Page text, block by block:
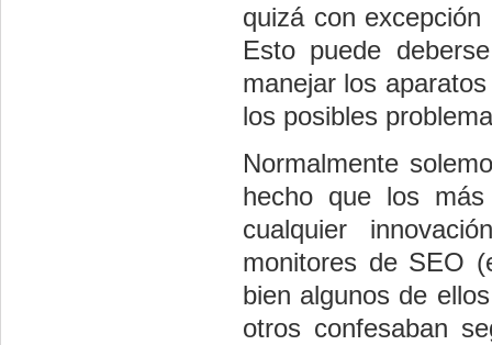
quizá con
Esto puede
manejar los
los posibles
Normalmente
hecho que los más
cualquier
monitores de SEO
bien algunos de
otros confesaban